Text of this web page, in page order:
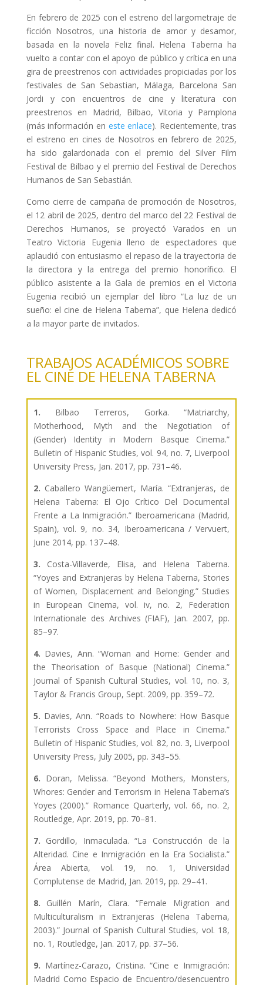
En febrero de 2025 con el estreno del largometraje de
ficción Nosotros, una historia de amor y desamor,
basada en la novela Feliz final. Helena Taberna ha
vuelto a contar con el apoyo de público y crítica en una
gira de preestrenos con actividades propiciadas por los
festivales de San Sebastian, Málaga, Barcelona San
Jordi y con encuentros de cine y literatura con
preestrenos en Madrid, Bilbao, Vitoria y Pamplona
(más información en este enlace). Recientemente, tras
el estreno en cines de Nosotros en febrero de 2025,
ha sido galardonada con el premio del Silver Film
Festival de Bilbao y el premio del Festival de Derechos
Humanos de San Sebastián.
Como cierre de campaña de promoción de Nosotros,
el 12 abril de 2025, dentro del marco del 22 Festival de
Derechos Humanos, se proyectó Varados en un
Teatro Victoria Eugenia lleno de espectadores que
aplaudió con entusiasmo el repaso de la trayectoria de
la directora y la entrega del premio honorífico. El
público asistente a la Gala de premios en el Victoria
Eugenia recibió un ejemplar del libro “La luz de un
sueño: el cine de Helena Taberna”, que Helena dedicó
a la mayor parte de invitados.
TRABAJOS ACADÉMICOS SOBRE
EL CINE DE HELENA TABERNA
1. Bilbao Terreros, Gorka. “Matriarchy,
Motherhood, Myth and the Negotiation of
(Gender) Identity in Modern Basque Cinema.”
Bulletin of Hispanic Studies, vol. 94, no. 7, Liverpool
University Press, Jan. 2017, pp. 731–46.
2. Caballero Wangüemert, María. “Extranjeras, de
Helena Taberna: El Ojo Crítico Del Documental
Frente a La Inmigración.” Iberoamericana (Madrid,
Spain), vol. 9, no. 34, Iberoamericana / Vervuert,
June 2014, pp. 137–48.
3. Costa-Villaverde, Elisa, and Helena Taberna.
“Yoyes and Extranjeras by Helena Taberna, Stories
of Women, Displacement and Belonging.” Studies
in European Cinema, vol. iv, no. 2, Federation
Internationale des Archives (FIAF), Jan. 2007, pp.
85–97.
4. Davies, Ann. “Woman and Home: Gender and
the Theorisation of Basque (National) Cinema.”
Journal of Spanish Cultural Studies, vol. 10, no. 3,
Taylor & Francis Group, Sept. 2009, pp. 359–72.
5. Davies, Ann. “Roads to Nowhere: How Basque
Terrorists Cross Space and Place in Cinema.”
Bulletin of Hispanic Studies, vol. 82, no. 3, Liverpool
University Press, July 2005, pp. 343–55.
6. Doran, Melissa. “Beyond Mothers, Monsters,
Whores: Gender and Terrorism in Helena Taberna’s
Yoyes (2000).” Romance Quarterly, vol. 66, no. 2,
Routledge, Apr. 2019, pp. 70–81.
7. Gordillo, Inmaculada. “La Construcción de la
Alteridad. Cine e Inmigración en la Era Socialista.”
Área Abierta, vol. 19, no. 1, Universidad
Complutense de Madrid, Jan. 2019, pp. 29–41.
8. Guillén Marín, Clara. “Female Migration and
Multiculturalism in Extranjeras (Helena Taberna,
2003).” Journal of Spanish Cultural Studies, vol. 18,
no. 1, Routledge, Jan. 2017, pp. 37–56.
9. Martínez-Carazo, Cristina. “Cine e Inmigración:
Madrid Como Espacio de Encuentro/desencuentro